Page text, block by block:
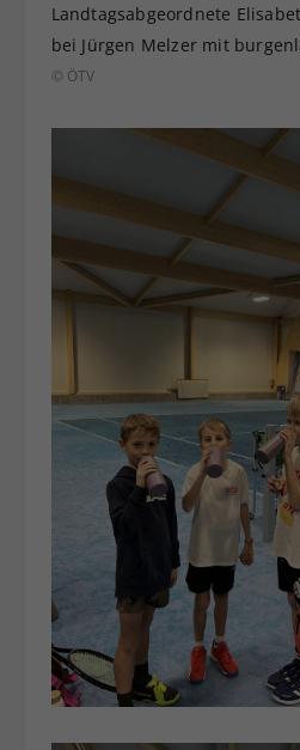
Landtagsabgeordnete
bei Jürgen Melzer mit
© ÖTV